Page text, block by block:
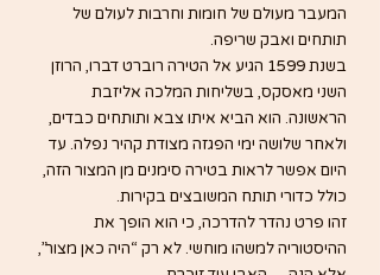
המעבר מעולם של חומות וחרבות לעולם של
תותחים ואבק שריפה.
בשנת 1599 הגיע אל הטירה רוברט דברו, הרוזן
השני מאסקס, בשליחות המלכה אליזבת
הראשונה. הוא הביא איתו צבא ותותחים כבדים,
ולאחר שלושה ימי הפגזה מצודת קהיר נפלה. עד
היום אפשר לראות בטירה סימנים מן המצור הזה,
כולל כדורי תותח המשובצים בקירות.
זהו פרט נהדר להדרכה, כי הוא הופך את
ההיסטוריה למשהו מוחשי. לא רק “היה כאן מצור”,